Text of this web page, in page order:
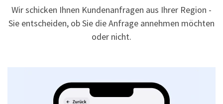
Wir schicken Ihnen Kundenanfragen aus Ihrer Region -
Sie entscheiden, ob Sie die Anfrage annehmen möchten
oder nicht.